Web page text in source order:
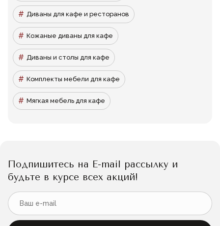
Диваны для кафе и ресторанов
Кожаные диваны для кафе
Диваны и столы для кафе
Комплекты мебели для кафе
Мягкая мебель для кафе
Подпишитесь на E-mail рассылку и
будьте в курсе всех акций!